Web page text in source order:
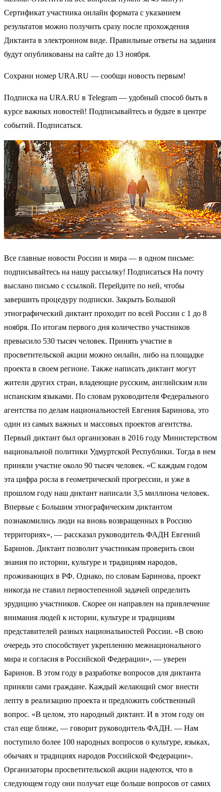
Сертификат участника онлайн формата с указанием
результатов можно получить сразу после прохождения
Диктанта в электронном виде. Правильные ответы на задания
будут опубликованы на сайте до 13 ноября.
Сохрани номер URA.RU — сообщи новость первым!
Подписка на URA.RU в Telegram — удобный способ быть в
курсе важных новостей! Подписывайтесь и будьте в центре
событий. Подписаться.
Все главные новости России и мира — в одном письме:
подписывайтесь на нашу рассылку! Подписаться На почту
выслано письмо с ссылкой. Перейдите по ней, чтобы
завершить процедуру подписки. Закрыть Большой
этнографический диктант проходит по всей России с 1 до 8
ноября. По итогам первого дня количество участников
превысило 530 тысяч человек. Принять участие в
просветительской акции можно онлайн, либо на площадке
проекта в своем регионе. Также написать диктант могут
жители других стран, владеющие русским, английским или
испанским языками. По словам руководителя Федерального
агентства по делам национальностей Евгения Баринова, это
один из самых важных и массовых проектов агентства.
Первый диктант был организован в 2016 году Министерством
национальной политики Удмуртской Республики. Тогда в нем
приняли участие около 90 тысяч человек. «С каждым годом
эта цифра росла в геометрической прогрессии, и уже в
прошлом году наш диктант написали 3,5 миллиона человек.
Впервые с Большим этнографическим диктантом
познакомились люди на вновь возвращенных в Россию
территориях», — рассказал руководитель ФАДН Евгений
Баринов. Диктант позволит участникам проверить свои
знания по истории, культуре и традициям народов,
проживающих в РФ. Однако, по словам Баринова, проект
никогда не ставил первостепенной задачей определить
эрудицию участников. Скорее он направлен на привлечение
внимания людей к истории, культуре и традициям
представителей разных национальностей России. «В свою
очередь это способствует укреплению межнационального
мира и согласия в Российской Федерации», — уверен
Баринов. В этом году в разработке вопросов для диктанта
приняли сами граждане. Каждый желающий смог внести
лепту в реализацию проекта и предложить собственный
вопрос. «В целом, это народный диктант. И в этом году он
стал еще ближе, — говорит руководитель ФАДН. — Нам
поступило более 100 народных вопросов о культуре, языках,
обычаях и традициях народов Российской Федерации».
Организаторы просветительской акции надеются, что в
следующем году они получат еще больше вопросов от самих